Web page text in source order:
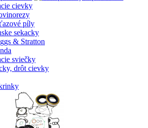
cievky
píly
sekacky
& Stratton
sviečky
drôt cievky